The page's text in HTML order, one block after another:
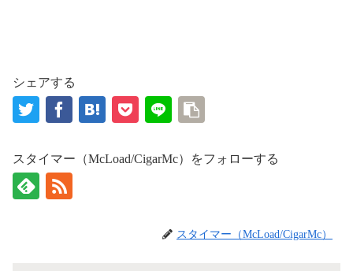
シェアする
スタイマー（McLoad/CigarMc）をフォローする
スタイマー（McLoad/CigarMc）